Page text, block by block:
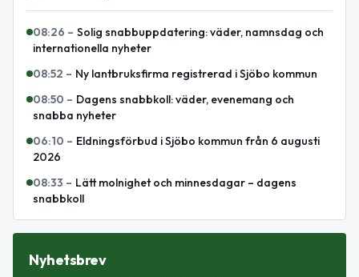
08:26 – Solig snabbuppdatering: väder, namnsdag och
internationella nyheter
08:52 – Ny lantbruksfirma registrerad i Sjöbo kommun
08:50 – Dagens snabbkoll: väder, evenemang och
snabba nyheter
06:10 – Eldningsförbud i Sjöbo kommun från 6 augusti
2026
08:33 – Lätt molnighet och minnesdagar – dagens
snabbkoll
Nyhetsbrev